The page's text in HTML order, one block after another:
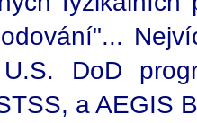
DoD
a AEGIS